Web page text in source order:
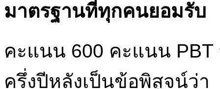
มาตรฐานที่ทุกคนยอมรับ
คะแนน 600 คะแนน
ครึ่งปีหลังเป็นข้อพิสูจน์ว่า